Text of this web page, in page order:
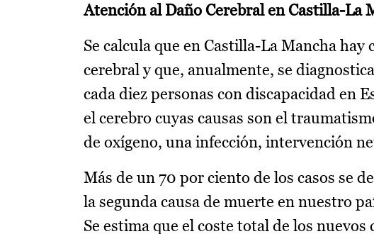
Atención al Daño Cerebral en Castilla-La
Se calcula que en Castilla-La Mancha
cerebral y que, anualmente, se
cada diez personas con discapacidad en
el cerebro cuyas causas son el
de oxígeno, una infección, intervención
Más de un 70 por ciento de los casos se
la segunda causa de muerte en nuestro
Se estima que el coste total de los